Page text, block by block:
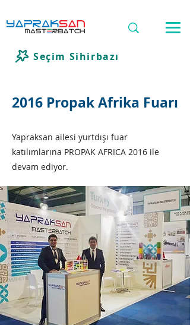
Seçim Sihirbazı
2016 Propak Afrika Fuarı
Yapraksan ailesi yurtdışı fuar
katılımlarına PROPAK AFRICA 2016 ile
devam ediyor.